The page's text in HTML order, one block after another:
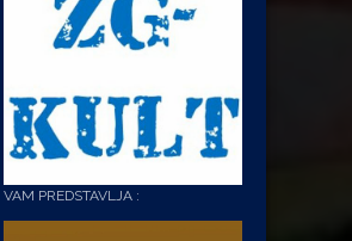
VAM PREDSTAVLJA :